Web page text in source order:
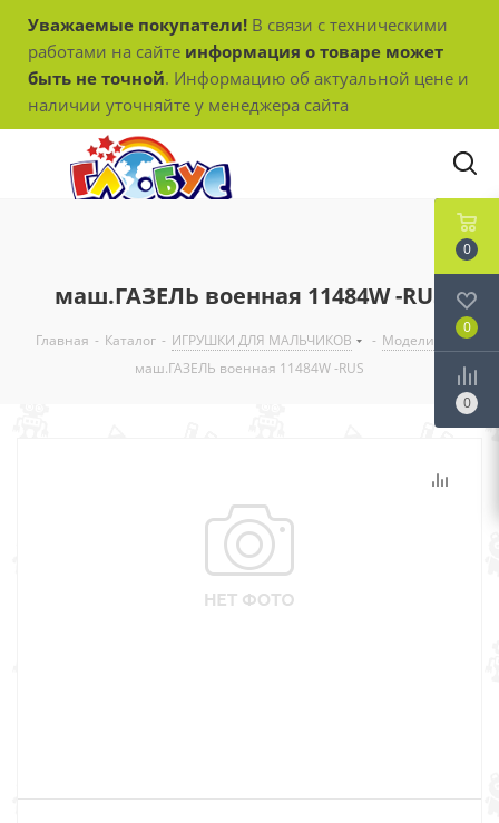
Уважаемые покупатели! В связи с техническими
работами на сайте информация о товаре может
быть не точной. Информацию об актуальной цене и
наличии уточняйте у менеджера сайта
маш.ГАЗЕЛЬ военная 11484W -RUS
Главная - Каталог - ИГРУШКИ ДЛЯ МАЛЬЧИКОВ - Модели
-
маш.ГАЗЕЛЬ военная 11484W -RUS
0
0
0